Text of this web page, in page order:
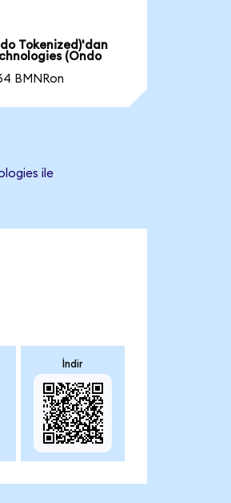
Tokenized)'dan
(Ondo
BMNRon
ile
İndir